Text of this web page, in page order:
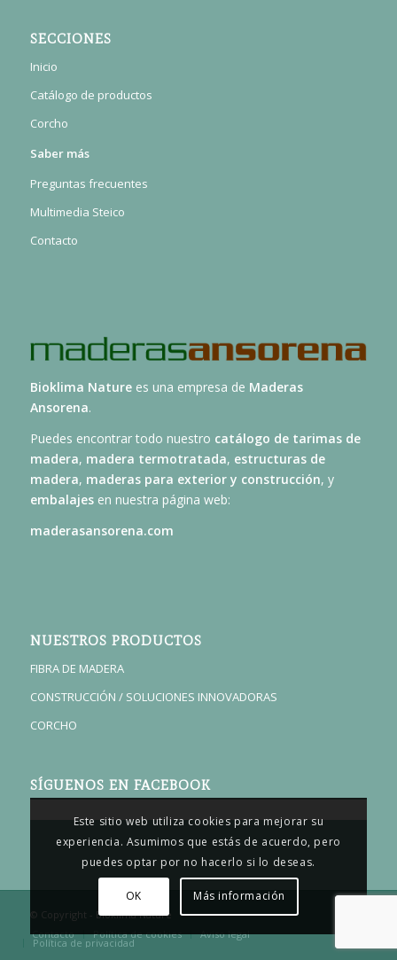
SECCIONES
Inicio
Catálogo de productos
Corcho
Saber más
Preguntas frecuentes
Multimedia Steico
Contacto
Bioklima Naturees una empresa de Maderas
Ansorena.
Puedes encontrar todo nuestro catálogo de tarimas de
madera, madera termotratada, estructuras de
madera, maderas para exterior y construcción, y
embalajesen nuestra página web:
maderasansorena.com
NUESTROS PRODUCTOS
FIBRA DE MADERA
CONSTRUCCIÓN / SOLUCIONES INNOVADORAS
CORCHO
SÍGUENOS EN FACEBOOK
© Copyright - Bioklima Nature
Contacto
Política de cookies Aviso legal
Política de privacidad
Este sitio web utiliza cookies para mejorar su
experiencia. Asumimos que estás de acuerdo, pero
puedes optar por no hacerlo si lo deseas.
OK Más información